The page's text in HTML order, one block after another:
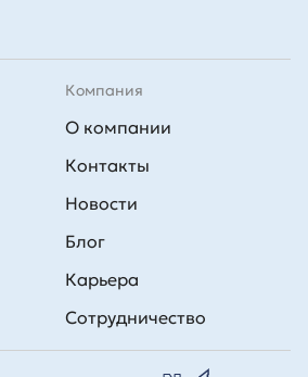
Компания
О компании
Контакты
Новости
Блог
Карьера
Сотрудничество